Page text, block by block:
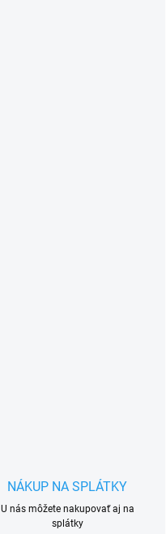
NÁKUP NA SPLÁTKY
U nás môžete nakupovať aj na
splátky